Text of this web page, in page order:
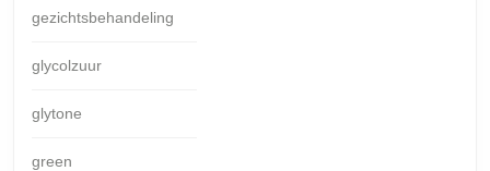
gezichtsbehandeling
glycolzuur
glytone
green